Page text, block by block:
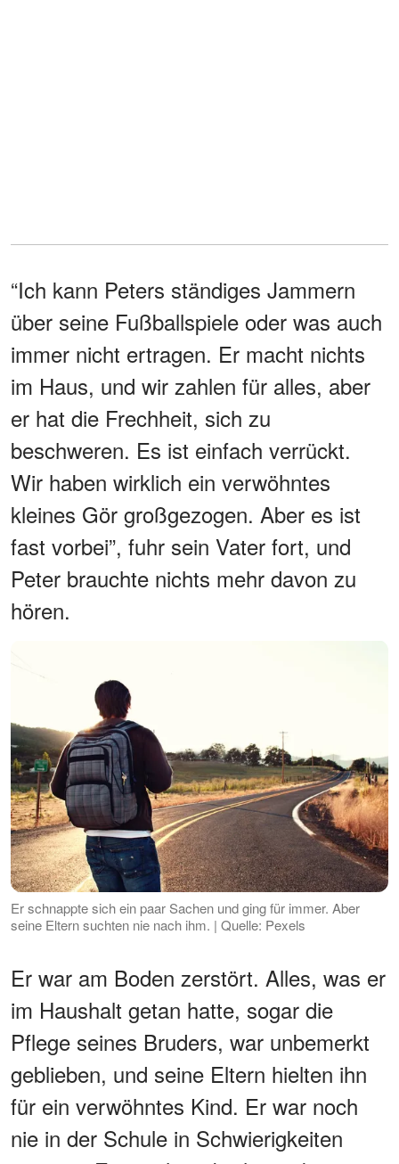
“Ich kann Peters ständiges Jammern
über seine Fußballspiele oder was auch
immer nicht ertragen. Er macht nichts
im Haus, und wir zahlen für alles, aber
er hat die Frechheit, sich zu
beschweren. Es ist einfach verrückt.
Wir haben wirklich ein verwöhntes
kleines Gör großgezogen. Aber es ist
fast vorbei”, fuhr sein Vater fort, und
Peter brauchte nichts mehr davon zu
hören.
Er schnappte sich ein paar Sachen und ging für immer. Aber
seine Eltern suchten nie nach ihm. | Quelle: Pexels
Er war am Boden zerstört. Alles, was er
im Haushalt getan hatte, sogar die
Pflege seines Bruders, war unbemerkt
geblieben, und seine Eltern hielten ihn
für ein verwöhntes Kind. Er war noch
nie in der Schule in Schwierigkeiten